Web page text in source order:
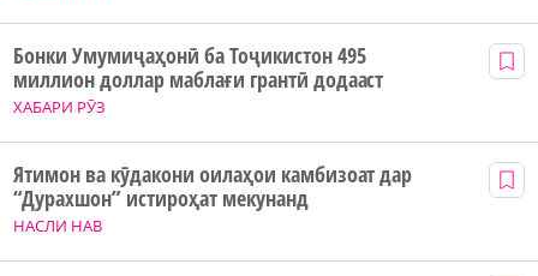
ХАБАРИ РӮЗ
Бонки Умумиҷаҳонӣ ба Тоҷикистон 495
миллион доллар маблағи грантӣ додааст
НАСЛИ НАВ
Ятимон ва кӯдакони оилаҳои камбизоат дар
“Дурахшон” истироҳат мекунанд